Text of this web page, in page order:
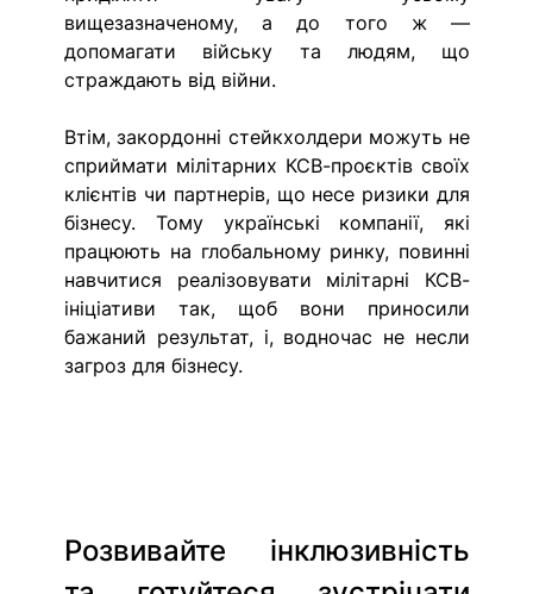
вищезазначеному, а до того ж —
допомагати війську та людям, що
страждають від війни.
Втім, закордонні стейкхолдери можуть не
сприймати мілітарних КСВ-проєктів своїх
клієнтів чи партнерів, що несе ризики для
бізнесу. Тому українські компанії, які
працюють на глобальному ринку, повинні
навчитися реалізовувати мілітарні КСВ-
ініціативи так, щоб вони приносили
бажаний результат, і, водночас не несли
загроз для бізнесу.
Розвивайте інклюзивність